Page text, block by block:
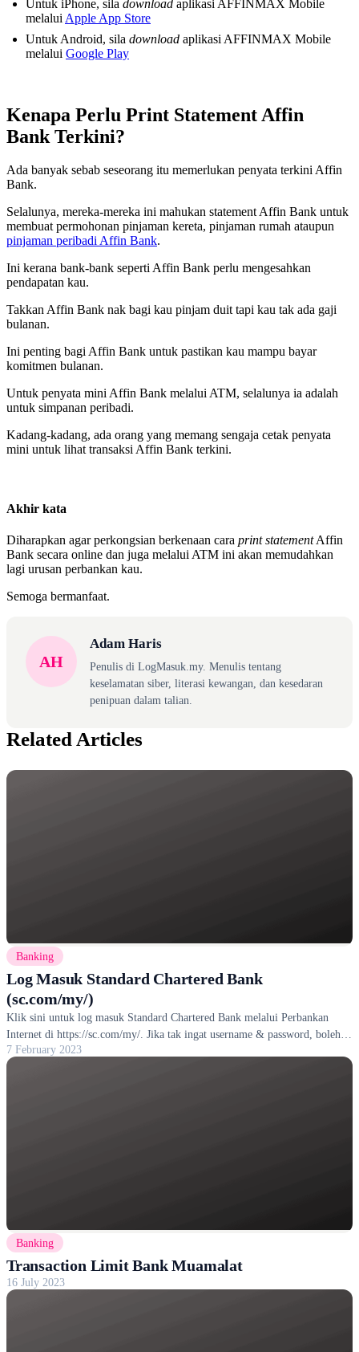
Untuk iPhone, sila download aplikasi AFFINMAX Mobile
melalui Apple App Store
Untuk Android, sila download aplikasi AFFINMAX Mobile
melalui Google Play
Kenapa Perlu Print Statement Affin
Bank Terkini?
Ada banyak sebab seseorang itu memerlukan penyata terkini Affin
Bank.
Selalunya, mereka-mereka ini mahukan statement Affin Bank untuk
membuat permohonan pinjaman kereta, pinjaman rumah ataupun
pinjaman peribadi Affin Bank.
Ini kerana bank-bank seperti Affin Bank perlu mengesahkan
pendapatan kau.
Takkan Affin Bank nak bagi kau pinjam duit tapi kau tak ada gaji
bulanan.
Ini penting bagi Affin Bank untuk pastikan kau mampu bayar
komitmen bulanan.
Untuk penyata mini Affin Bank melalui ATM, selalunya ia adalah
untuk simpanan peribadi.
Kadang-kadang, ada orang yang memang sengaja cetak penyata
mini untuk lihat transaksi Affin Bank terkini.
Akhir kata
Diharapkan agar perkongsian berkenaan cara print statementAffin
Bank secara online dan juga melalui ATM ini akan memudahkan
lagi urusan perbankan kau.
Semoga bermanfaat.
AH
Adam Haris
Penulis di LogMasuk.my. Menulis tentang
keselamatan siber, literasi kewangan, dan kesedaran
penipuan dalam talian.
Related Articles
Banking
Log Masuk Standard Chartered Bank
(sc.com/my/)
Klik sini untuk log masuk Standard Chartered Bank melalui Perbankan
Internet di https://sc.com/my/. Jika tak ingat username & password, boleh
reset.
7 February 2023
Banking
Transaction Limit Bank Muamalat
16 July 2023